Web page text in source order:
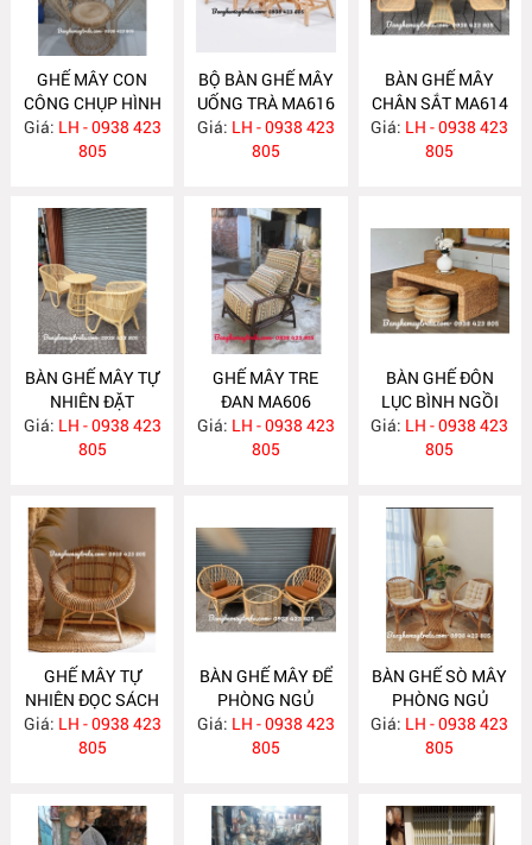
GHẾ MÂY CON
CÔNG CHỤP HÌNH
DECOR MA618
Giá: LH - 0938 423
805
BỘ BÀN GHẾ MÂY
UỐNG TRÀ MA616
Giá: LH - 0938 423
805
BÀN GHẾ MÂY
CHÂN SẮT MA614
Giá: LH - 0938 423
805
BÀN GHẾ MÂY TỰ
NHIÊN ĐẶT
PHÒNG NGỦ
MA613
Giá: LH - 0938 423
805
GHẾ MÂY TRE
ĐAN MA606
Giá: LH - 0938 423
805
BÀN GHẾ ĐÔN
LỤC BÌNH NGỒI
TRÀ ĐẠO MA605
Giá: LH - 0938 423
805
GHẾ MÂY TỰ
NHIÊN ĐỌC SÁCH
MA595
Giá: LH - 0938 423
805
BÀN GHẾ MÂY ĐỂ
PHÒNG NGỦ
MA594
Giá: LH - 0938 423
805
BÀN GHẾ SÒ MÂY
PHÒNG NGỦ
MA593
Giá: LH - 0938 423
805